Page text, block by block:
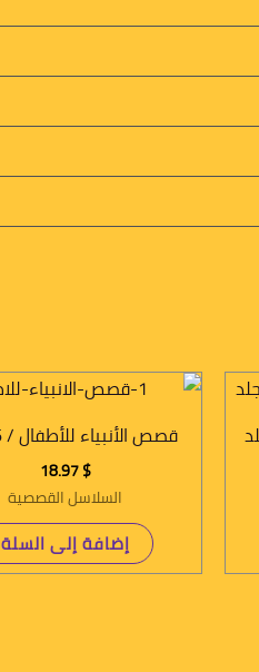
قصص الأنبياء للأطفال / 6 أجزاء
$
18.97
السلاسل القصصية
إضافة إلى السلة